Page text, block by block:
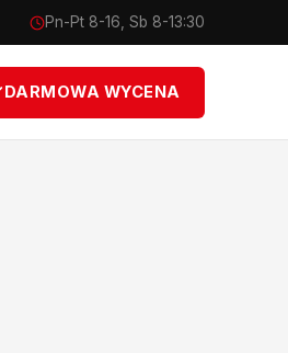
Pn-Pt 8-16, Sb 8-13:30
DARMOWA WYCENA